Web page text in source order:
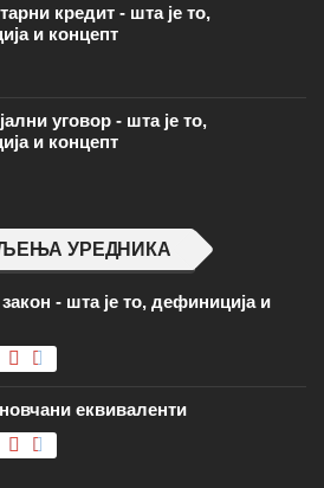
кредит - шта је то,
и концепт
уговор - шта је то,
и концепт
УРЕДНИКА
- шта је то, дефиниција и
еквиваленти